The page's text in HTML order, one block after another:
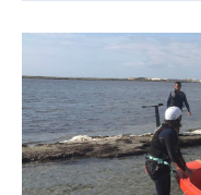
kitefoil,
on
remet
ça
!